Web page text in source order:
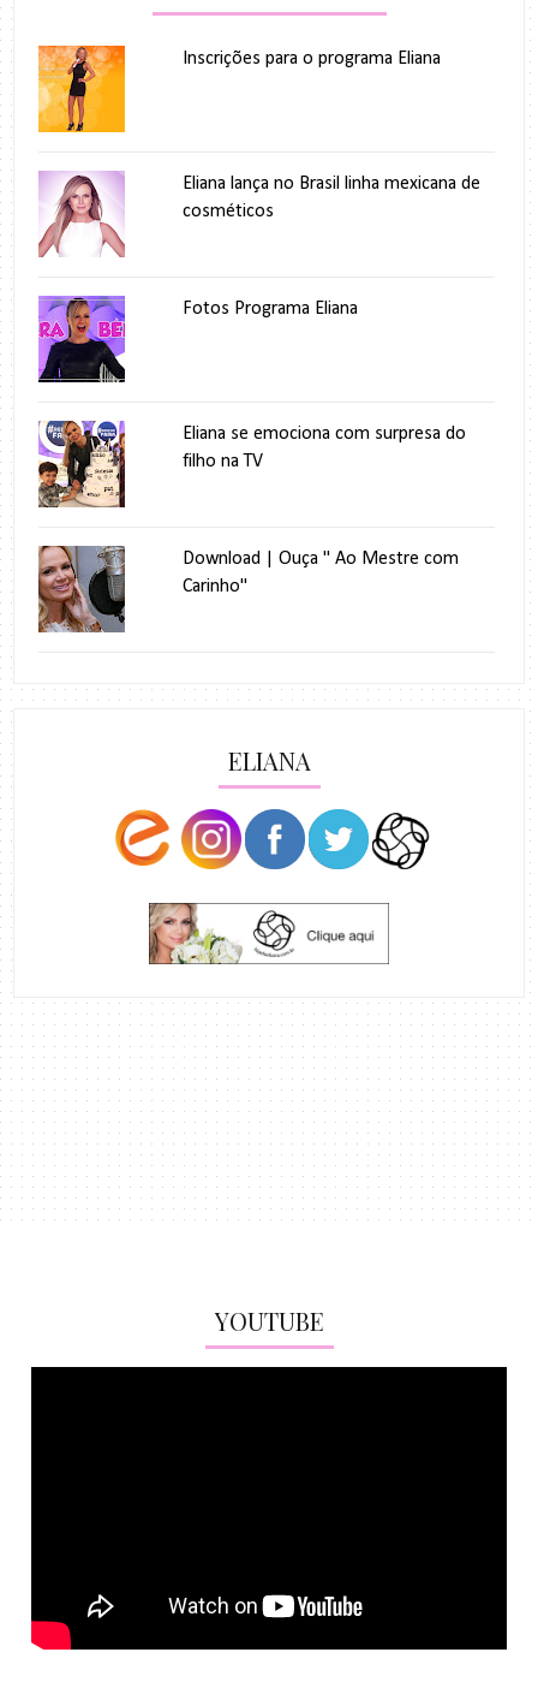
Inscrições para o programa Eliana
Eliana lança no Brasil linha mexicana de
cosméticos
Fotos Programa Eliana
Eliana se emociona com surpresa do
filho na TV
Download | Ouça " Ao Mestre com
Carinho"
ELIANA
YOUTUBE